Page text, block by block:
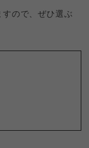
ので、ぜひ選ぶ